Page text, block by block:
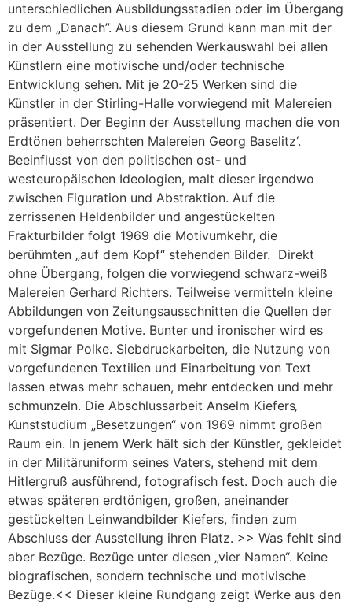
unterschiedlichen Ausbildungsstadien oder im Übergang
zu dem „Danach”. Aus diesem Grund kann man mit der
in der Ausstellung zu sehenden Werkauswahl bei allen
Künstlern eine motivische und/oder technische
Entwicklung sehen. Mit je 20-25 Werken sind die
Künstler in der Stirling-Halle vorwiegend mit Malereien
präsentiert. Der Beginn der Ausstellung machen die von
Erdtönen beherrschten Malereien Georg Baselitz‘.
Beeinflusst von den politischen ost- und
westeuropäischen Ideologien, malt dieser irgendwo
zwischen Figuration und Abstraktion. Auf die
zerrissenen Heldenbilder und angestückelten
Frakturbilder folgt 1969 die Motivumkehr, die
berühmten „auf dem Kopf“ stehenden Bilder. Direkt
ohne Übergang, folgen die vorwiegend schwarz-weiß
Malereien Gerhard Richters. Teilweise vermitteln kleine
Abbildungen von Zeitungsausschnitten die Quellen der
vorgefundenen Motive. Bunter und ironischer wird es
mit Sigmar Polke. Siebdruckarbeiten, die Nutzung von
vorgefundenen Textilien und Einarbeitung von Text
lassen etwas mehr schauen, mehr entdecken und mehr
schmunzeln. Die Abschlussarbeit Anselm Kiefers‚
Kunststudium „Besetzungen“ von 1969 nimmt großen
Raum ein. In jenem Werk hält sich der Künstler, gekleidet
in der Militäruniform seines Vaters, stehend mit dem
Hitlergruß ausführend, fotografisch fest. Doch auch die
etwas späteren erdtönigen, großen, aneinander
gestückelten Leinwandbilder Kiefers, finden zum
Abschluss der Ausstellung ihren Platz. >> Was fehlt sind
aber Bezüge. Bezüge unter diesen „vier Namen“. Keine
biografischen, sondern technische und motivische
Bezüge.<< Dieser kleine Rundgang zeigt Werke aus den